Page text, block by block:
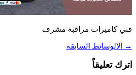
فني كاميرات مراقبة مشرف
→ الالوسائط السابقة
اترك تعليقاً